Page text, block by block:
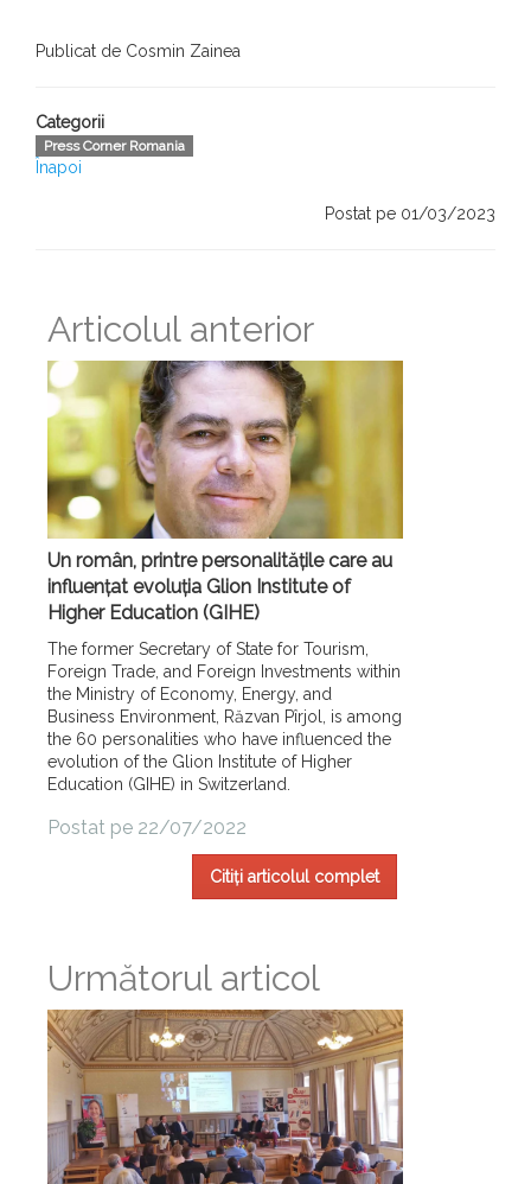
Publicat de Cosmin Zainea
Categorii
Press Corner Romania
Înapoi
Postat pe 01/03/2023
Articolul anterior
Un român, printre personalitățile care au
influențat evoluția Glion Institute of
Higher Education (GIHE)
The former Secretary of State for Tourism,
Foreign Trade, and Foreign Investments within
the Ministry of Economy, Energy, and
Business Environment, Răzvan Pîrjol, is among
the 60 personalities who have influenced the
evolution of the Glion Institute of Higher
Education (GIHE) in Switzerland.
Postat pe 22/07/2022
Citiți articolul complet
Următorul articol